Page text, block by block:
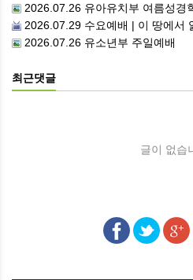
2026.07.26 유아유치부 여름성경
2026.07.29 수요예배 | 이 땅에서
2026.07.26 유소년부 주일예배
최근댓글
글이 없습